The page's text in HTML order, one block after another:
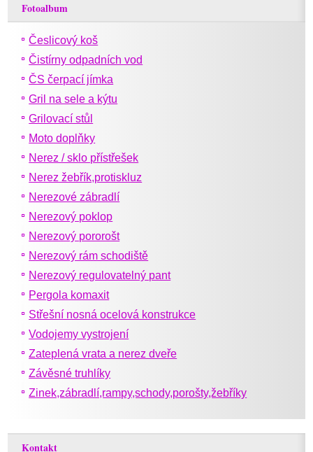
Fotoalbum
Česlicový koš
Čistírny odpadních vod
ČS čerpací jímka
Gril na sele a kýtu
Grilovací stůl
Moto doplňky
Nerez / sklo přístřešek
Nerez žebřík,protiskluz
Nerezové zábradlí
Nerezový poklop
Nerezový pororošt
Nerezový rám schodiště
Nerezový regulovatelný pant
Pergola komaxit
Střešní nosná ocelová konstrukce
Vodojemy vystrojení
Zateplená vrata a nerez dveře
Závěsné truhlíky
Zinek,zábradlí,rampy,schody,porošty,žebříky
Kontakt